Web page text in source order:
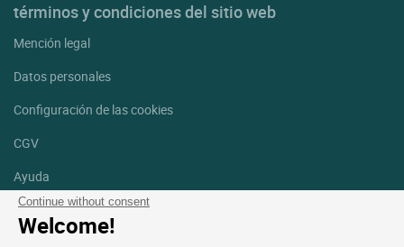
Continue without consent
Welcome!
términos y condiciones del sitio web
Mención legal
Datos personales
Configuración de las cookies
CGV
Ayuda
Mapa del sitio